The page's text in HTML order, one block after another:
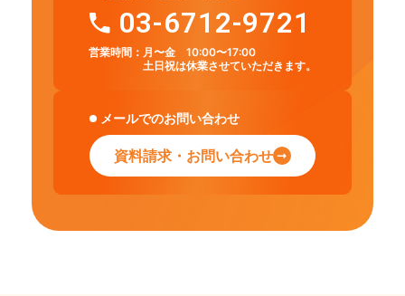
03-6712-9721
営業時間： 月〜金 10:00〜17:00
土日祝は休業させていただきます。
メールでのお問い合わせ
資料請求・お問い合わせ